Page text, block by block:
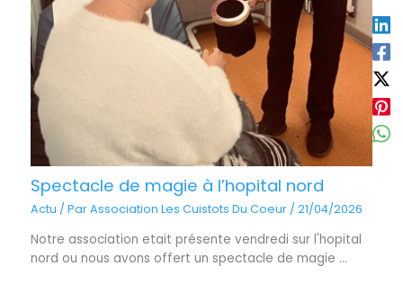
Spectacle de magie à l’hopital nord
Actu / ParAssociation Les Cuistots Du Coeur /21/04/2026
Notre association etait présente vendredi sur l'hopital
nord ou nous avons offert un spectacle de magie ...